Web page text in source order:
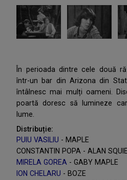
În perioada dintre cele două
într-un bar din Arizona din
întâlnesc mai mulți oameni.
poartă doresc să lumineze
lume.
Distribuție:
PUIU VASILIU - MAPLE
CONSTANTIN POPA - ALAN
MIRELA GOREA - GABY MAPLE
ION CHELARU - BOZE